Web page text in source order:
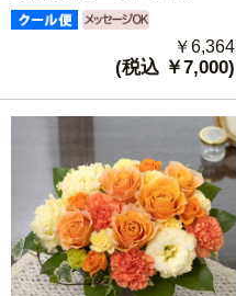
￥6,364
(税込 ￥7,000)